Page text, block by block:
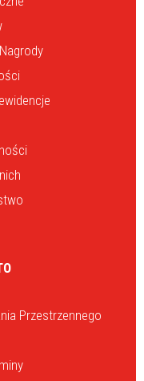
Przestrzennego